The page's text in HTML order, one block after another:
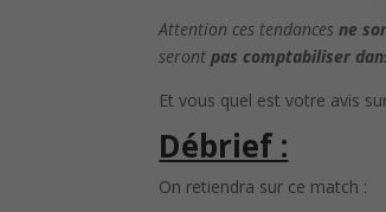
Attention ces tendancesne
serontpas comptabiliser
Et vous quel est votre avis
Débrief :
On retiendra sur ce match :